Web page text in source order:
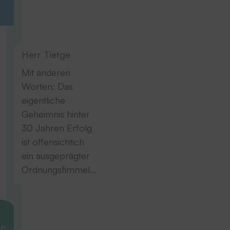
Herr Tietge
Mit anderen
Worten: Das
eigentliche
Geheimnis hinter
30 Jahren Erfolg
ist offensichtich
ein ausgeprägter
Ordnungsfimmel…